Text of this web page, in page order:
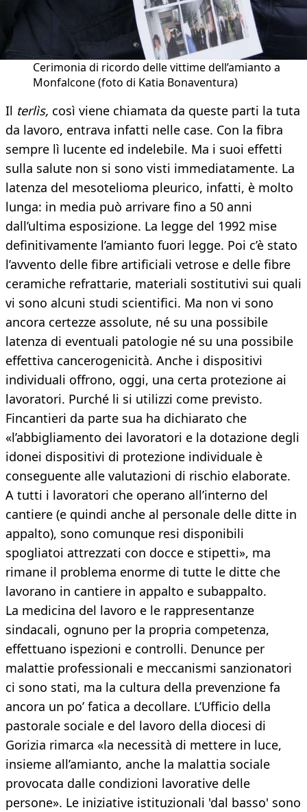
Cerimonia di ricordo delle vittime dell’amianto a
Monfalcone (foto di Katia Bonaventura)
Il terlìs, così viene chiamata da queste parti la tuta
da lavoro, entrava infatti nelle case. Con la fibra
sempre lì lucente ed indelebile. Ma i suoi effetti
sulla salute non si sono visti immediatamente. La
latenza del mesotelioma pleurico, infatti, è molto
lunga: in media può arrivare fino a 50 anni
dall’ultima esposizione. La legge del 1992 mise
definitivamente l’amianto fuori legge. Poi c’è stato
l’avvento delle fibre artificiali vetrose e delle fibre
ceramiche refrattarie, materiali sostitutivi sui quali
vi sono alcuni studi scientifici. Ma non vi sono
ancora certezze assolute, né su una possibile
latenza di eventuali patologie né su una possibile
effettiva cancerogenicità. Anche i dispositivi
individuali offrono, oggi, una certa protezione ai
lavoratori. Purché li si utilizzi come previsto.
Fincantieri da parte sua ha dichiarato che
«l’abbigliamento dei lavoratori e la dotazione degli
idonei dispositivi di protezione individuale è
conseguente alle valutazioni di rischio elaborate.
A tutti i lavoratori che operano all’interno del
cantiere (e quindi anche al personale delle ditte in
appalto), sono comunque resi disponibili
spogliatoi attrezzati con docce e stipetti», ma
rimane il problema enorme di tutte le ditte che
lavorano in cantiere in appalto e subappalto.
La medicina del lavoro e le rappresentanze
sindacali, ognuno per la propria competenza,
effettuano ispezioni e controlli. Denunce per
malattie professionali e meccanismi sanzionatori
ci sono stati, ma la cultura della prevenzione fa
ancora un po’ fatica a decollare. L’Ufficio della
pastorale sociale e del lavoro della diocesi di
Gorizia rimarca «la necessità di mettere in luce,
insieme all’amianto, anche la malattia sociale
provocata dalle condizioni lavorative delle
persone». Le iniziative istituzionali 'dal basso' sono